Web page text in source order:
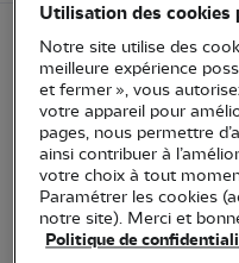
Le groupe bénévole
soirée de Noël pour
Utilisation des cookies
Notre site utilise des
meilleure expérience
et fermer », vous
votre appareil pour
pages, nous permettre
ainsi contribuer à
votre choix à tout
Paramétrer les cookies
notre site). Merci et
Politique de